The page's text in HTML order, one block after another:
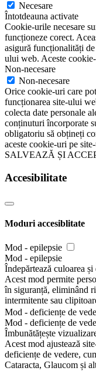
Necesare
Întotdeauna activate
Cookie-urile necesare
funcționeze corect.
asigură funcționalități
ului web. Aceste
Non-necesare
Non-necesare
Orice cookie-uri care
funcționarea site-ului
colecta date personale
conținuturi încorporate
obligatoriu să obțineți
aceste cookie-uri pe
SALVEAZĂ ȘI
Accesibilitate
Moduri accesiblitate
Mod - epilepsie
Mod - epilepsie
Îndepărtează culoarea
Acest mod permite
în siguranță, eliminând
intermitente sau
Mod - deficiențe de
Mod - deficiențe de
Îmbunătățește
Acest mod ajustează
deficiențe de vedere,
Cataracta, Glaucom și